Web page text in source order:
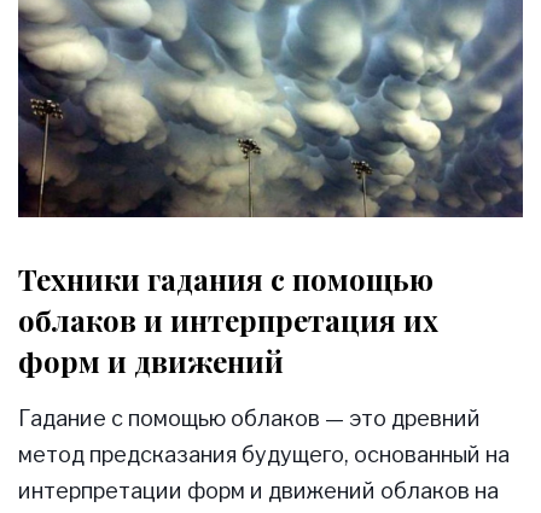
Техники гадания с помощью
облаков и интерпретация их
форм и движений
Гадание с помощью облаков — это древний
метод предсказания будущего, основанный на
интерпретации форм и движений облаков на